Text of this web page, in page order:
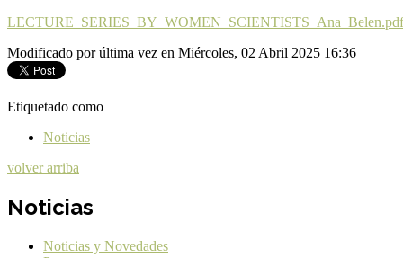
LECTURE_SERIES_BY_WOMEN_SCIENTISTS_Ana_Belen.pdf
Modificado por última vez en Miércoles, 02 Abril 2025 16:36
Etiquetado como
Noticias
volver arriba
Noticias
Noticias y Novedades